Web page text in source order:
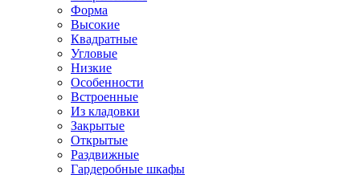
Форма
Высокие
Квадратные
Угловые
Низкие
Особенности
Встроенные
Из кладовки
Закрытые
Открытые
Раздвижные
Гардеробные шкафы